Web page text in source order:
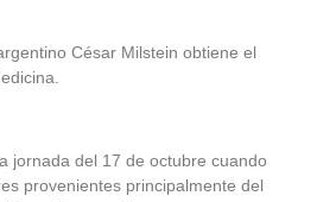
César Milstein obtiene el
jornada del 17 de octubre cuando
provenientes principalmente del